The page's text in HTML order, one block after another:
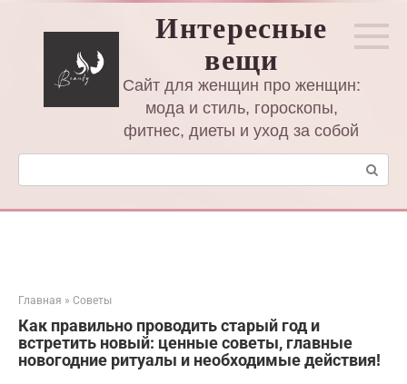
Интересные
вещи
Сайт для женщин про женщин:
мода и стиль, гороскопы,
фитнес, диеты и уход за собой
Поиск:
Главная » Советы
Как правильно проводить старый год и
встретить новый: ценные советы, главные
новогодние ритуалы и необходимые действия!